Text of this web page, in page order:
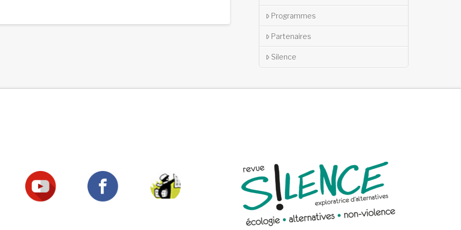
Programmes
Partenaires
Silence